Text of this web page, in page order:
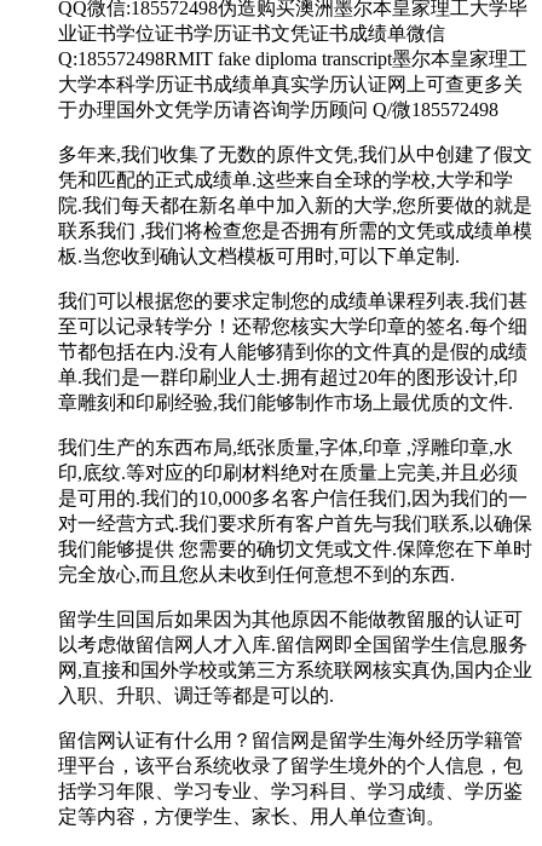
QQ微信:185572498伪造购买澳洲墨尔本皇家理工大学毕
业证书学位证书学历证书文凭证书成绩单微信
Q:185572498RMIT fake diploma transcript墨尔本皇家理工
大学本科学历证书成绩单真实学历认证网上可查更多关
于办理国外文凭学历请咨询学历顾问 Q/微185572498
多年来,我们收集了无数的原件文凭,我们从中创建了假文
凭和匹配的正式成绩单.这些来自全球的学校,大学和学
院.我们每天都在新名单中加入新的大学,您所要做的就是
联系我们 ,我们将检查您是否拥有所需的文凭或成绩单模
板.当您收到确认文档模板可用时,可以下单定制.
我们可以根据您的要求定制您的成绩单课程列表.我们甚
至可以记录转学分！还帮您核实大学印章的签名.每个细
节都包括在内.没有人能够猜到你的文件真的是假的成绩
单.我们是一群印刷业人士.拥有超过20年的图形设计,印
章雕刻和印刷经验,我们能够制作市场上最优质的文件.
我们生产的东西布局,纸张质量,字体,印章 ,浮雕印章,水
印,底纹.等对应的印刷材料绝对在质量上完美,并且必须
是可用的.我们的10,000多名客户信任我们,因为我们的一
对一经营方式.我们要求所有客户首先与我们联系,以确保
我们能够提供 您需要的确切文凭或文件.保障您在下单时
完全放心,而且您从未收到任何意想不到的东西.
留学生回国后如果因为其他原因不能做教留服的认证可
以考虑做留信网人才入库.留信网即全国留学生信息服务
网,直接和国外学校或第三方系统联网核实真伪,国内企业
入职、升职、调迁等都是可以的.
留信网认证有什么用？留信网是留学生海外经历学籍管
理平台，该平台系统收录了留学生境外的个人信息，包
括学习年限、学习专业、学习科目、学习成绩、学历鉴
定等内容，方便学生、家长、用人单位查询。